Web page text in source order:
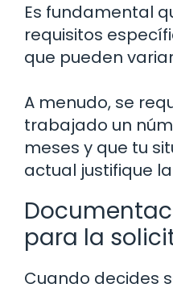
Es fundamental
requisitos
que pueden
A menudo, se
trabajado un
meses y que tu
actual justifique
para la
Cuando decides